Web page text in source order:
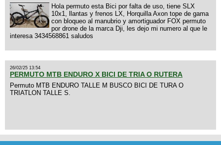
Hola permuto esta Bici por falta de uso, tiene SLX
10x1, llantas y frenos LX, Horquilla Axon tope de gama
con bloqueo al manubrio y amortiguador FOX permuto
por drone de la marca Dji, les dejo mi numero al que le
interesa 3434568861 saludos
26/02/25 13:54
PERMUTO MTB ENDURO X BICI DE TRIA O RUTERA
Permuto MTB ENDURO TALLE M BUSCO BICI DE TURA O
TRIATLON TALLE S.